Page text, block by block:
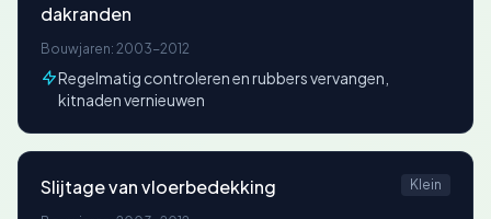
dakranden
Bouwjaren: 2003-2012
Regelmatig controleren en rubbers vervangen,
kitnaden vernieuwen
Slijtage van vloerbedekking Klein